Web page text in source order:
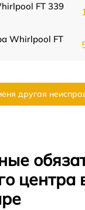
FT 339
Whirlpool FT
другая
центра